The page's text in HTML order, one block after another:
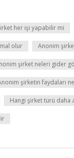
her işi yapabilir mi
olur Anonim
şirket neleri gider
şirketin faydaları
Hangi şirket türü daha